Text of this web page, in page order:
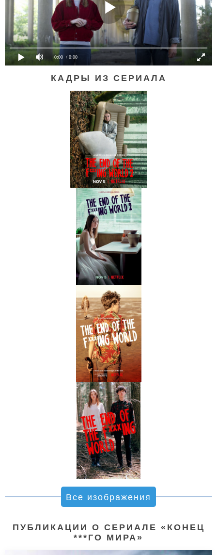
0:00 / 0:00
КАДРЫ ИЗ СЕРИАЛА
Все изображения
ПУБЛИКАЦИИ О СЕРИАЛЕ «КОНЕЦ
***ГО МИРА»